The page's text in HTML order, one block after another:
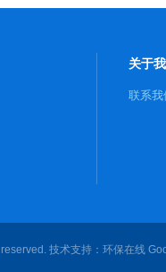
关于
联系我
技术支持： 环保在线